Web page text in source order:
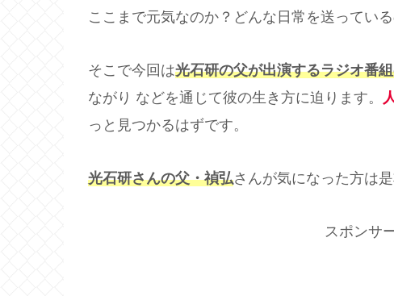
ここまで元気なのか？どんな日常を送っている
そこで今回は光石研の父が出演するラジオ番
ながり などを通じて彼の生き方に迫ります。
っと見つかるはずです。
光石研さんの父・禎弘さんが気になった方は
スポンサ